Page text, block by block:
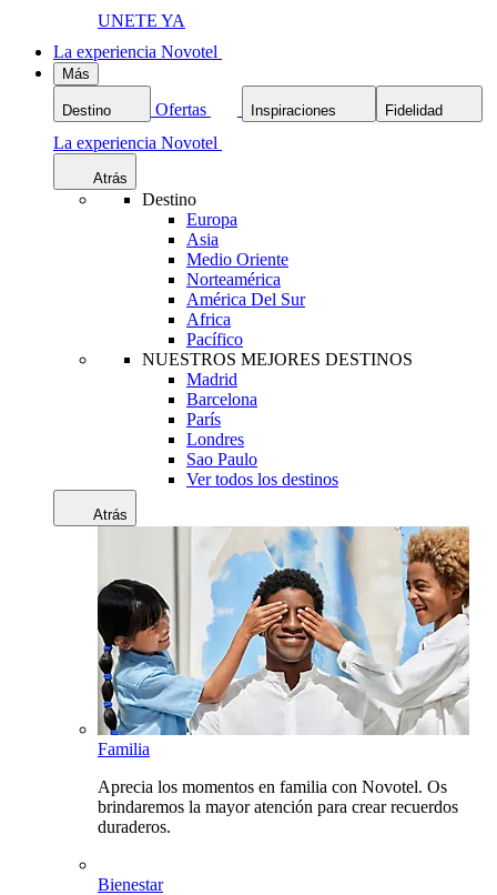
UNETE YA
La experiencia Novotel
Más
Destino Ofertas Inspiraciones Fidelidad
La experiencia Novotel
Atrás
Destino
Europa
Asia
Medio Oriente
Norteamérica
América Del Sur
Africa
Pacífico
NUESTROS MEJORES DESTINOS
Madrid
Barcelona
París
Londres
Sao Paulo
Ver todos los destinos
Atrás
Familia
Aprecia los momentos en familia con Novotel. Os
brindaremos la mayor atención para crear recuerdos
duraderos.
Bienestar